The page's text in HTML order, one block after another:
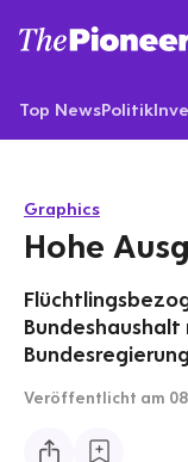
Top NewsPolitik
Graphics
Hohe
Veröffentlicht am